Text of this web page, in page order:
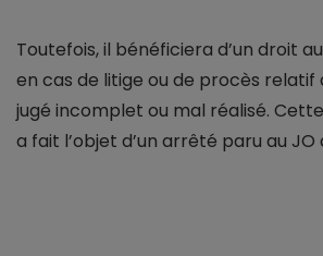
Toutefois, il bénéficiera d’un droit
en cas de litige ou de procès relatif
jugé incomplet ou mal réalisé.
a fait l’objet d’un arrêté paru au JO